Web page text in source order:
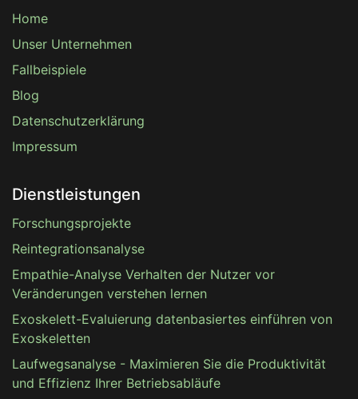
Home
Unser Unternehmen
Fallbeispiele
Blog
Datenschutzerklärung
Impressum
Dienstleistungen
Forschungsprojekte
Reintegrationsanalyse
Empathie-Analyse Verhalten der Nutzer vor
Veränderungen verstehen lernen
Exoskelett-Evaluierung datenbasiertes einführen von
Exoskeletten
Laufwegsanalyse - Maximieren Sie die Produktivität
und Effizienz Ihrer Betriebsabläufe